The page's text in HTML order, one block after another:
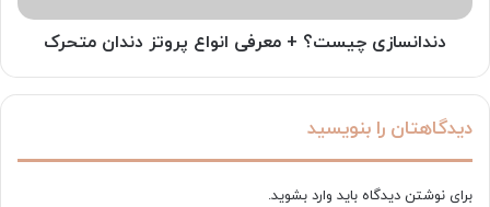
دندانسازی چیست؟ + معرفی انواع پروتز دندان متحرک
دیدگاهتان را بنویسید
برای نوشتن دیدگاه باید وارد بشوید.